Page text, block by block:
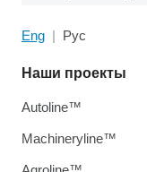
Eng Рус
Наши проекты
Autoline™
Machineryline™